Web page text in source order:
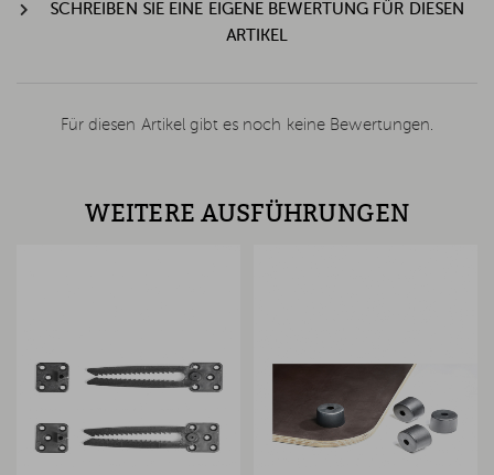
SCHREIBEN SIE EINE EIGENE BEWERTUNG FÜR DIESEN
ARTIKEL
Für diesen Artikel gibt es noch keine Bewertungen.
WEITERE AUSFÜHRUNGEN